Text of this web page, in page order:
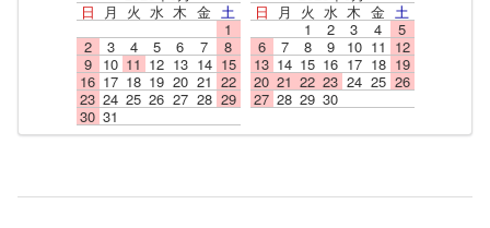
日
月 火 水 木 金 土
1
2
3 4 5 6 7
8
9
10 11 12 13 14 15
16 17 18 19 20 21 22
23 24 25 26 27 28 29
30 31
日
月 火 水 木 金 土
1
2 3 4
5
6
7 8 9 10 11 12
13 14 15 16 17 18 19
20 21 22 23 24 25 26
27 28 29 30